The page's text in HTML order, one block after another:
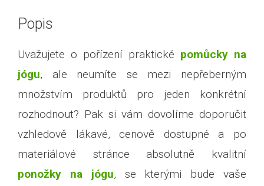
Popis
Uvažujete o pořízení praktické pomůcky na
jógu, ale neumíte se mezi nepřeberným
množstvím produktů pro jeden konkrétní
rozhodnout? Pak si vám dovolíme doporučit
vzhledově lákavé, cenově dostupné a po
materiálové stránce absolutně kvalitní
ponožky na jógu, se kterými bude vaše